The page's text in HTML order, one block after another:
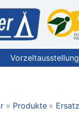
Vorzeltausstellung
Produkte